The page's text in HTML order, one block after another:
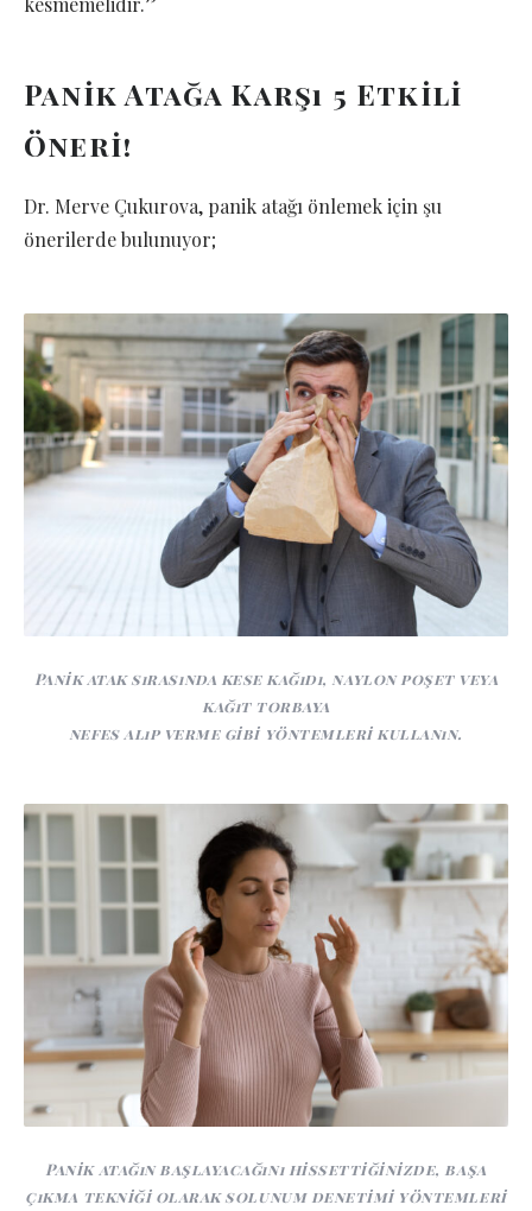
Panik Atağa Karşı 5 Etkili
Öneri!
Dr. Merve Çukurova, panik atağı önlemek için şu
önerilerde bulunuyor;
Panik atak sırasında kese kağıdı, naylon poşet veya
kağıt torbaya
nefes alıp verme gibi yöntemleri kullanın.
Panik atağın başlayacağını hissettiğinizde, başa
çıkma tekniği olarak solunum denetimi yöntemleri